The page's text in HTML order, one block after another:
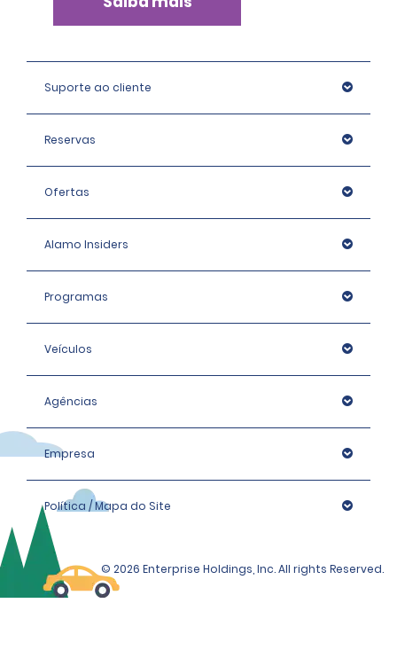
Suporte ao cliente
Reservas
Ofertas
Alamo Insiders
Programas
Veículos
Agências
Empresa
Política / Mapa do Site
© 2026 Enterprise Holdings, Inc. All rights Reserved.